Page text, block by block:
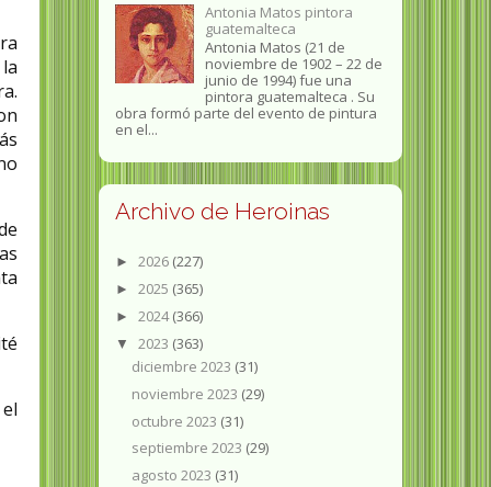
Antonia Matos pintora
guatemalteca
Antonia Matos (21 de
noviembre de 1902 – 22 de
junio de 1994) fue una
pintora guatemalteca . Su
obra formó parte del evento de pintura
en el...
Archivo de Heroinas
► 2026 (227)
► 2025 (365)
► 2024(366)
▼ 2023 (363)
diciembre 2023 (31)
noviembre 2023 (29)
octubre 2023 (31)
septiembre 2023 (29)
agosto 2023 (31)